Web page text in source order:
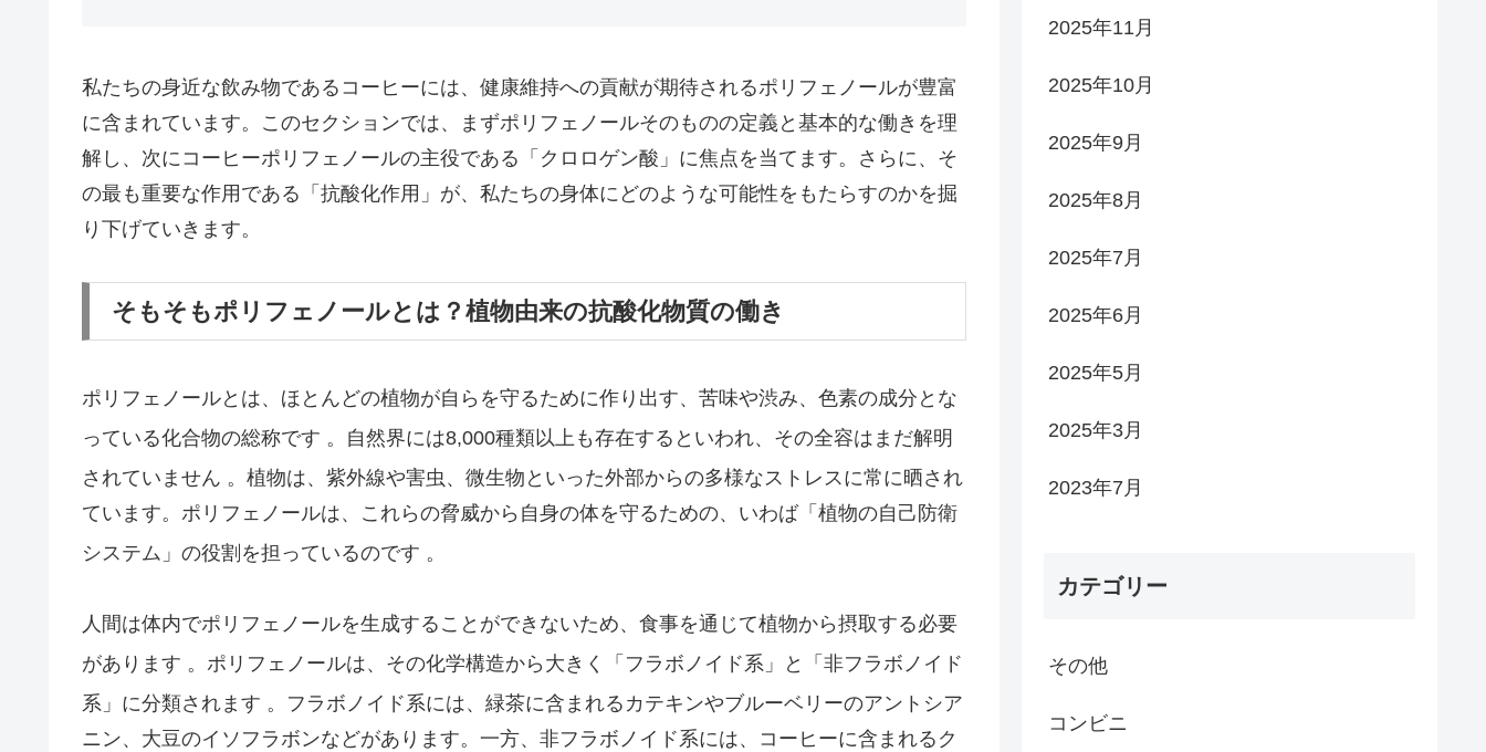
私たちの身近な飲み物であるコーヒーには、健康維持への貢献が期待されるポリフェノールが豊富
に含まれています。このセクションでは、まずポリフェノールそのものの定義と基本的な働きを理
解し、次にコーヒーポリフェノールの主役である「クロロゲン酸」に焦点を当てます。さらに、そ
の最も重要な作用である「抗酸化作用」が、私たちの身体にどのような可能性をもたらすのかを掘
り下げていきます。
そもそもポリフェノールとは？植物由来の抗酸化物質の働き
ポリフェノールとは、ほとんどの植物が自らを守るために作り出す、苦味や渋み、色素の成分とな
っている化合物の総称です 。自然界には8,000種類以上も存在するといわれ、その全容はまだ解明
されていません 。植物は、紫外線や害虫、微生物といった外部からの多様なストレスに常に晒され
ています。ポリフェノールは、これらの脅威から自身の体を守るための、いわば「植物の自己防衛
システム」の役割を担っているのです 。
人間は体内でポリフェノールを生成することができないため、食事を通じて植物から摂取する必要
があります 。ポリフェノールは、その化学構造から大きく「フラボノイド系」と「非フラボノイド
系」に分類されます 。フラボノイド系には、緑茶に含まれるカテキンやブルーベリーのアントシア
ニン、大豆のイソフラボンなどがあります。一方、非フラボノイド系には、コーヒーに含まれるク
2025年11月
2025年10月
2025年9月
2025年8月
2025年7月
2025年6月
2025年5月
2025年3月
2023年7月
カテゴリー
その他
コンビニ